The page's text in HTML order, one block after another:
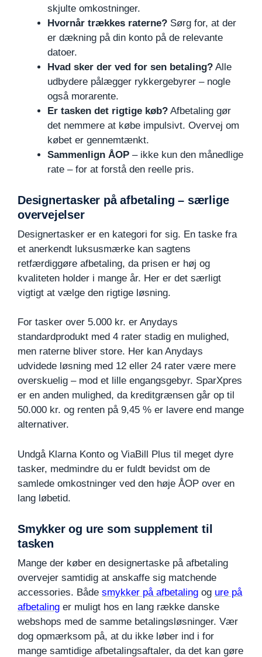
skjulte omkostninger.
Hvornår trækkes raterne? Sørg for, at der
er dækning på din konto på de relevante
datoer.
Hvad sker der ved for sen betaling? Alle
udbydere pålægger rykkergebyrer – nogle
også morarente.
Er tasken det rigtige køb? Afbetaling gør
det nemmere at købe impulsivt. Overvej om
købet er gennemtænkt.
Sammenlign ÅOP – ikke kun den månedlige
rate – for at forstå den reelle pris.
Designertasker på afbetaling – særlige
overvejelser
Designertasker er en kategori for sig. En taske fra
et anerkendt luksusmærke kan sagtens
retfærdiggøre afbetaling, da prisen er høj og
kvaliteten holder i mange år. Her er det særligt
vigtigt at vælge den rigtige løsning.
For tasker over 5.000 kr. er Anydays
standardprodukt med 4 rater stadig en mulighed,
men raterne bliver store. Her kan Anydays
udvidede løsning med 12 eller 24 rater være mere
overskuelig – mod et lille engangsgebyr. SparXpres
er en anden mulighed, da kreditgrænsen går op til
50.000 kr. og renten på 9,45 % er lavere end mange
alternativer.
Undgå Klarna Konto og ViaBill Plus til meget dyre
tasker, medmindre du er fuldt bevidst om de
samlede omkostninger ved den høje ÅOP over en
lang løbetid.
Smykker og ure som supplement til
tasken
Mange der køber en designertaske på afbetaling
overvejer samtidig at anskaffe sig matchende
accessories. Både smykker på afbetaling og ure på
afbetaling er muligt hos en lang række danske
webshops med de samme betalingsløsninger. Vær
dog opmærksom på, at du ikke løber ind i for
mange samtidige afbetalingsaftaler, da det kan gøre